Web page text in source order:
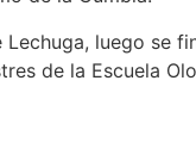
luego se
de la Escuela